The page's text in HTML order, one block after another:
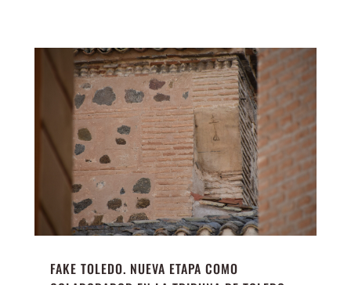
FAKE TOLEDO. NUEVA ETAPA COMO